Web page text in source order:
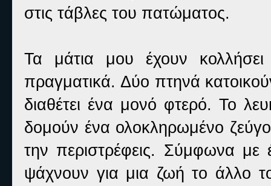
στις τάβλες του πατώματος.
Τα μάτια μου έχουν
πραγματικά. Δύο πτηνά
διαθέτει ένα μονό φτερό. Το
δομούν ένα ολοκληρωμένο
την περιστρέφεις. Σύμφωνα με
ψάχνουν για μια ζωή το άλλο